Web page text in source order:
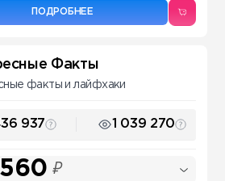
ПОДРОБНЕЕ
Факты
факты и лайфхаки
937 1 039 270
₽